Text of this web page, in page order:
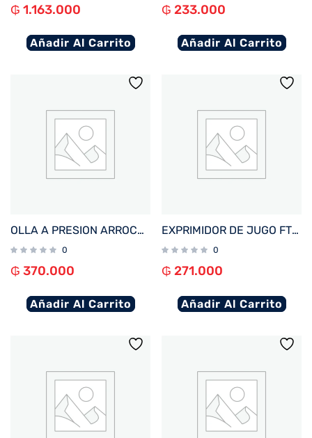
₲ 1.163.000
Añadir Al Carrito
₲ 233.000
Añadir Al Carrito
OLLA A PRESION ARROCERA FTX 6L 1050W 220V PLATEADO PC-S6
0
₲ 370.000
Añadir Al Carrito
EXPRIMIDOR DE JUGO FTX 1000W 1.2L 220V/ 2 VELOCIDADES NEGRO/ACERO INOXIDABLE J-L1
0
₲ 271.000
Añadir Al Carrito